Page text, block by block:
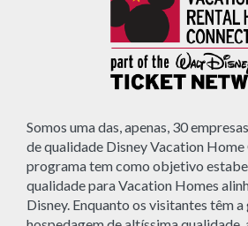
Somos uma das, apenas, 30
de qualidade Disney Vacation
programa tem como objetivo
qualidade para Vacation Homes
Disney. Enquanto os visitantes têm